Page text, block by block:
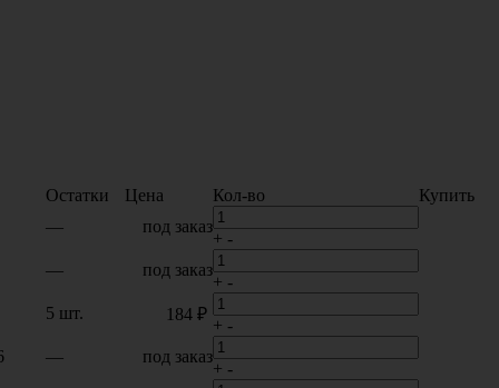
Остатки Цена Кол-во
Купить
— под заказ
+ -
— под заказ
+ -
5 шт. 184 ₽
+ -
— под заказ
+ -